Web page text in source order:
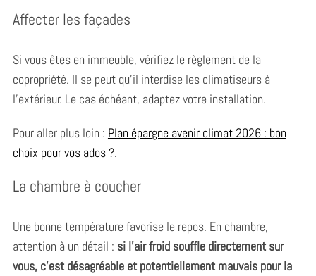
Affecter les façades
Si vous êtes en immeuble, vérifiez le règlement de la
copropriété. Il se peut qu’il interdise les climatiseurs à
l’extérieur. Le cas échéant, adaptez votre installation.
Pour aller plus loin : Plan épargne avenir climat 2026 : bon
choix pour vos ados ?.
La chambre à coucher
Une bonne température favorise le repos. En chambre,
attention à un détail : si l’air froid souffle directement sur
vous, c’est désagréable et potentiellement mauvais pour la